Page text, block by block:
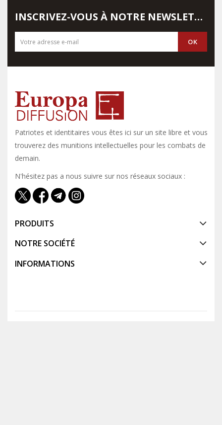
INSCRIVEZ-VOUS À NOTRE NEWSLETTER
Patriotes et identitaires vous êtes ici sur un site libre et vous y
trouverez des munitions intellectuelles pour les combats de
demain.
N'hésitez pas a nous suivre sur nos réseaux sociaux :
PRODUITS
NOTRE SOCIÉTÉ
INFORMATIONS